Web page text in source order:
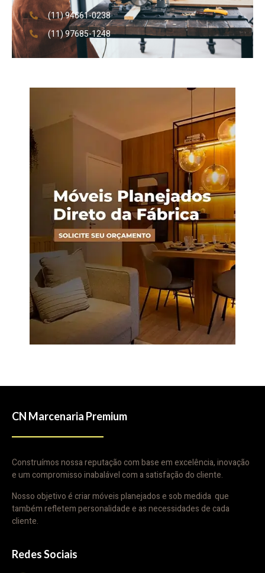
(11) 94661-0238
(11) 97685-1248
CN Marcenaria Premium
Construímos nossa reputação com base em excelência, inovação
e um compromisso inabalável com a satisfação do cliente.
Nosso objetivo é criar móveis planejados e sob medida que
também refletem personalidade e as necessidades de cada
cliente.
Redes Sociais